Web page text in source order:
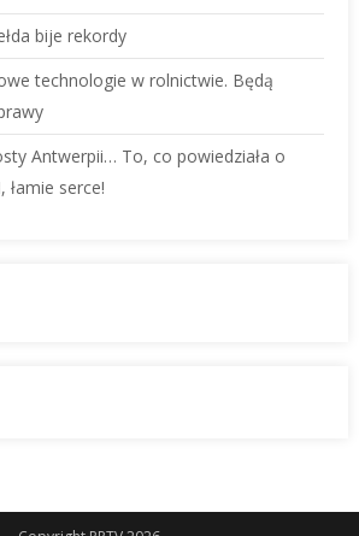
bije rekordy
technologie w rolnictwie. Będą
Antwerpii… To, co powiedziała o
łamie serce!